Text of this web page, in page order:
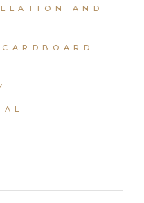
AND